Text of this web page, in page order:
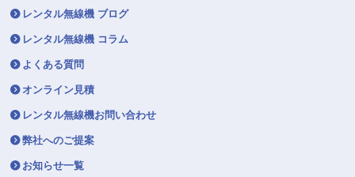
レンタル無線機 ブログ
レンタル無線機 コラム
よくある質問
オンライン見積
レンタル無線機お問い合わせ
弊社へのご提案
お知らせ一覧